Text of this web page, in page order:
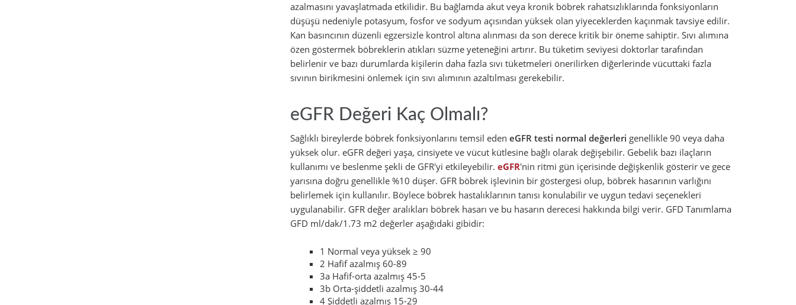
azalmasını yavaşlatmada etkilidir. Bu bağlamda akut veya kronik böbrek rahatsızlıklarında fonksiyonların
düşüşü nedeniyle potasyum, fosfor ve sodyum açısından yüksek olan yiyeceklerden kaçınmak tavsiye edilir.
Kan basıncının düzenli egzersizle kontrol altına alınması da son derece kritik bir öneme sahiptir. Sıvı alımına
özen göstermek böbreklerin atıkları süzme yeteneğini artırır. Bu tüketim seviyesi doktorlar tarafından
belirlenir ve bazı durumlarda kişilerin daha fazla sıvı tüketmeleri önerilirken diğerlerinde vücuttaki fazla
sıvının birikmesini önlemek için sıvı alımının azaltılması gerekebilir.
eGFR Değeri Kaç Olmalı?
Sağlıklı bireylerde böbrek fonksiyonlarını temsil eden eGFR testi normal değerleri genellikle 90 veya daha
yüksek olur. eGFR değeri yaşa, cinsiyete ve vücut kütlesine bağlı olarak değişebilir. Gebelik bazı ilaçların
kullanımı ve beslenme şekli de GFR'yi etkileyebilir. eGFR'nin ritmi gün içerisinde değişkenlik gösterir ve gece
yarısına doğru genellikle %10 düşer. GFR böbrek işlevinin bir göstergesi olup, böbrek hasarının varlığını
belirlemek için kullanılır. Böylece böbrek hastalıklarının tanısı konulabilir ve uygun tedavi seçenekleri
uygulanabilir. GFR değer aralıkları böbrek hasarı ve bu hasarın derecesi hakkında bilgi verir. GFD Tanımlama
GFD ml/dak/1.73 m2 değerler aşağıdaki gibidir:
1 Normal veya yüksek ≥ 90
2 Hafif azalmış 60-89
3a Hafif-orta azalmış 45-5
3b Orta-şiddetli azalmış 30-44
4 Şiddetli azalmış 15-29